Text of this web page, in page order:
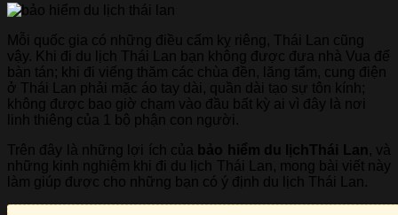
Mỗi quốc gia có những điều cấm kỵ riêng, Thái Lan cũng
vậy. Khi đi du lịch Thái Lan bạn không được đưa nhà Vua để
bàn tán; khi đi viếng thăm các chùa đền, lăng tẩm, cung điện
ở Thái Lan phải mặc áo tay dài, quần dài tạo sự tôn kính;
không được bao giờ chạm vào đầu bất kỳ ai vì đây là nơi
linh thiêng của 1 bộ phận con người.
Trên đây là những lợi ích của
bảo hiểm du lịchThái Lan , và
những kinh nghiệm khi đi du lịch Thái Lan, mong bài viết này
làm giúp được cho những bạn có ý định du lịch Thái Lan.